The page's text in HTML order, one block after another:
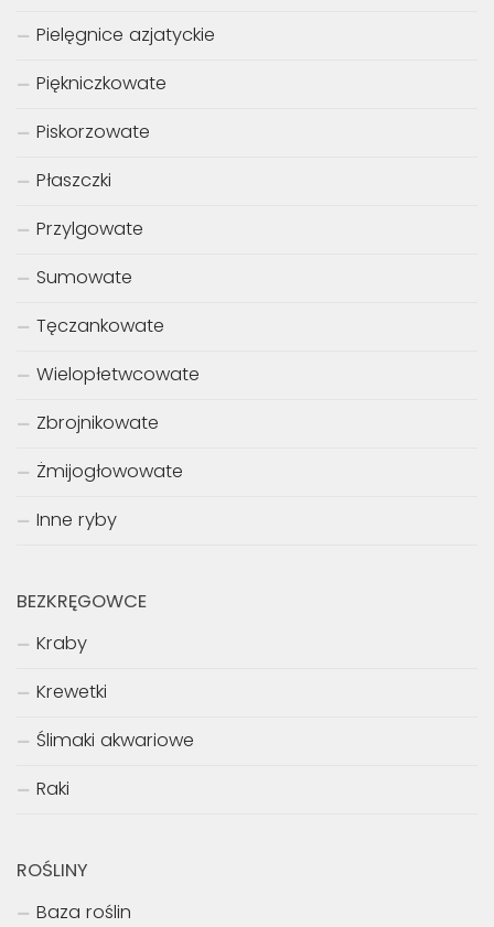
Pielęgnice azjatyckie
Piękniczkowate
Piskorzowate
Płaszczki
Przylgowate
Sumowate
Tęczankowate
Wielopłetwcowate
Zbrojnikowate
Żmijogłowowate
Inne ryby
BEZKRĘGOWCE
Kraby
Krewetki
Ślimaki akwariowe
Raki
ROŚLINY
Baza roślin